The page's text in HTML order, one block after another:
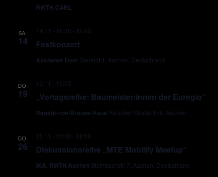
RWTH CARL
SA.
14 Festkonzert
14.11 - 19:30 - 22:00
Aachener Dom Domhof 1, Aachen, Deutschland
DO.
19 „Vortagsreihe: Baumeister:innen der Euregio“
19.11 - 19:00
Renate-von-Brause-Haus Rütscher Straße 155, Aachen
DO.
26 Diskussionsreihe „MTE Mobility Meetup“
26.11 - 16:30 - 18:00
IKA, RWTH Aachen Steinbachstr. 7, Aachen, Deutschland